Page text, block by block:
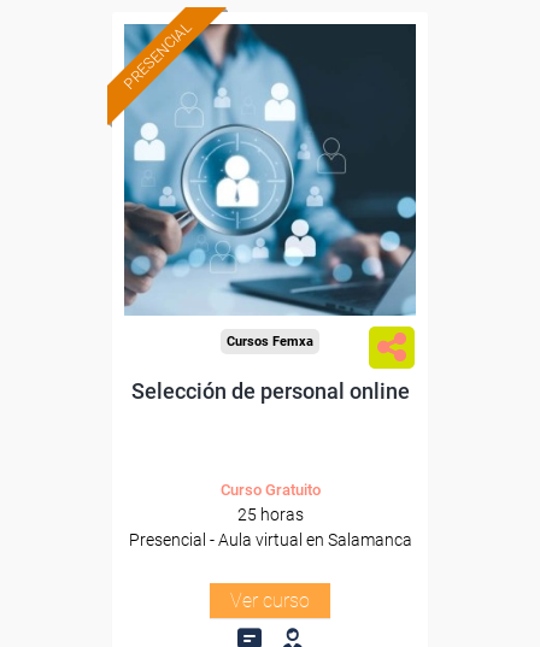
PRESENCIAL
Formación 100%
subvencionada.
Para desempleados,
trabajadores y autónomos
de Castilla y Leon.
Para todos los sectores.
Cursos Femxa
Selección de personal online
Curso Gratuito
25 horas
Presencial - Aula virtual en Salamanca
Ver curso